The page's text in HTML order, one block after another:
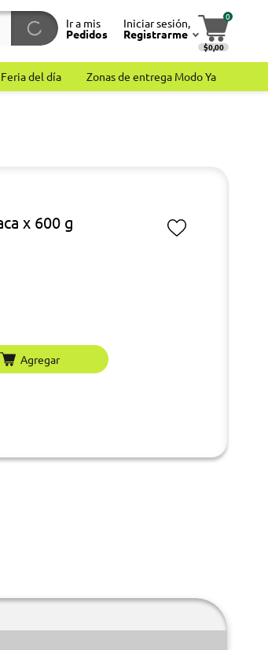
Ir a mis
Pedidos
Iniciar sesión,
Registrarme
0
$0,00
Feria del día Zonas de entrega Modo Ya
x 600 g
Agregar